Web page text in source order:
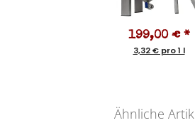
199,00 € *
3,32 € pro 1 l
Ähnliche